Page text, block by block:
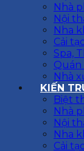
Nhà
Nội
Nha
Cải
Spa,
Quán
Nhà
KIẾN
Biệt
Nhà
Nội
Nha
Cải